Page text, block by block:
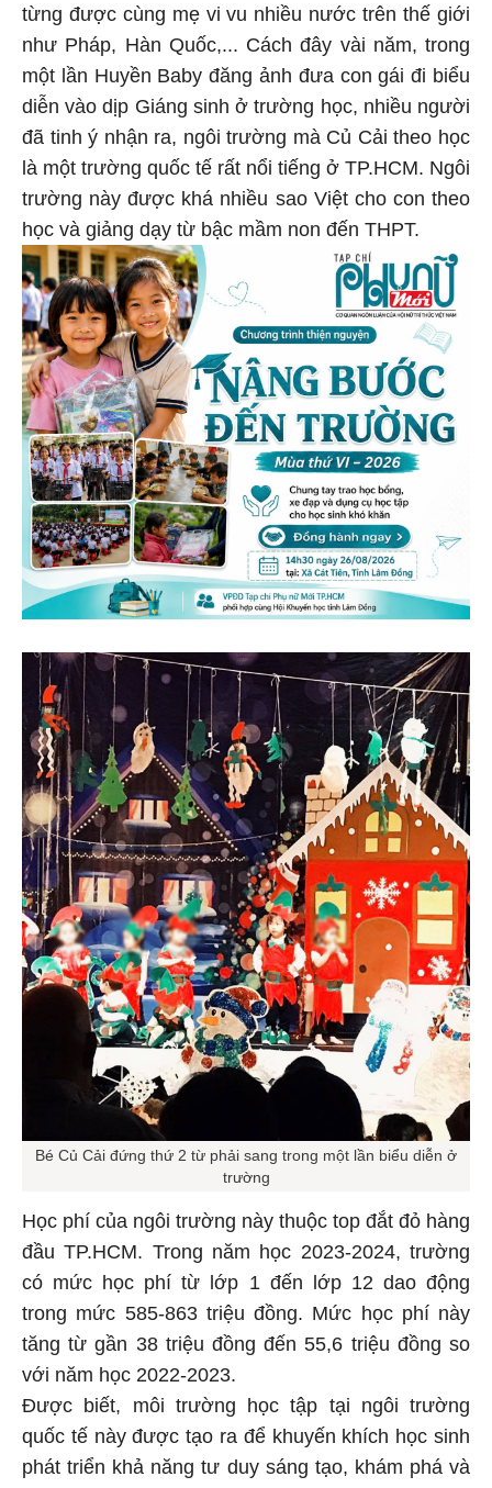
từng được cùng mẹ vi vu nhiều nước trên thế giới
như Pháp, Hàn Quốc,... Cách đây vài năm, trong
một lần Huyền Baby đăng ảnh đưa con gái đi biểu
diễn vào dịp Giáng sinh ở trường học, nhiều người
đã tinh ý nhận ra, ngôi trường mà Củ Cải theo học
là một trường quốc tế rất nổi tiếng ở TP.HCM. Ngôi
trường này được khá nhiều sao Việt cho con theo
học và giảng dạy từ bậc mầm non đến THPT.
Bé Củ Cải đứng thứ 2 từ phải sang trong một lần biểu diễn ở
trường
Học phí của ngôi trường này thuộc top đắt đỏ hàng
đầu TP.HCM. Trong năm học 2023-2024, trường
có mức học phí từ lớp 1 đến lớp 12 dao động
trong mức 585-863 triệu đồng. Mức học phí này
tăng từ gần 38 triệu đồng đến 55,6 triệu đồng so
với năm học 2022-2023.
Được biết, môi trường học tập tại ngôi trường
quốc tế này được tạo ra để khuyến khích học sinh
phát triển khả năng tư duy sáng tạo, khám phá và